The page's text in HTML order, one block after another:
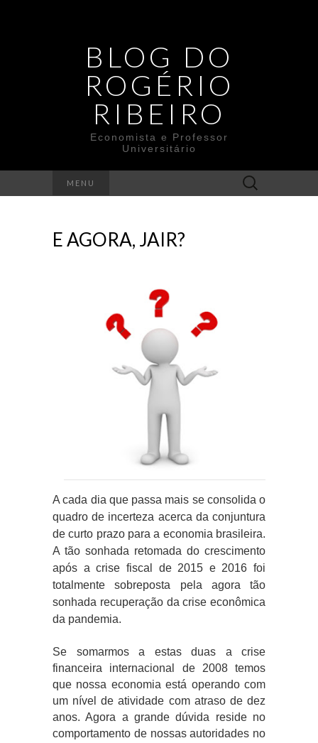
BLOG DO
ROGÉRIO
RIBEIRO
Economista e Professor
Universitário
MENU
Search
for:
E AGORA, JAIR?
A cada dia que passa mais se consolida o
quadro de incerteza acerca da conjuntura
de curto prazo para a economia brasileira.
A tão sonhada retomada do crescimento
após a crise fiscal de 2015 e 2016 foi
totalmente sobreposta pela agora tão
sonhada recuperação da crise econômica
da pandemia.
Se somarmos a estas duas a crise
financeira internacional de 2008 temos
que nossa economia está operando com
um nível de atividade com atraso de dez
anos. Agora a grande dúvida reside no
comportamento de nossas autoridades no